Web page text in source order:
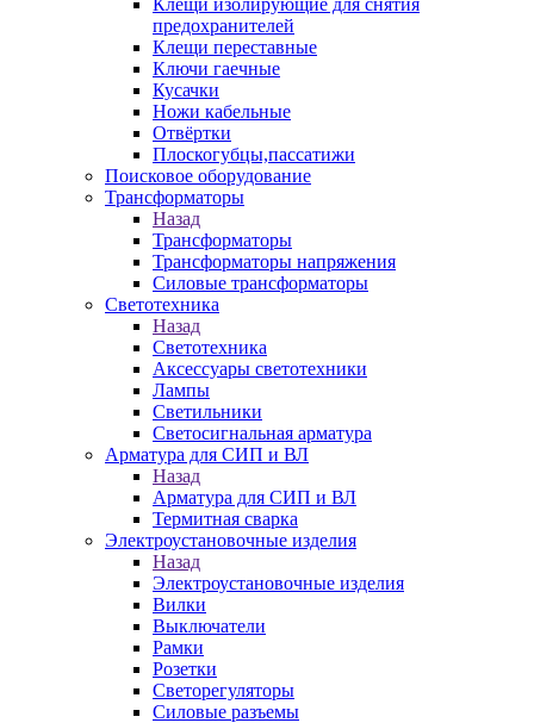
Клещи изолирующие для снятия
предохранителей
Клещи переставные
Ключи гаечные
Кусачки
Ножи кабельные
Отвёртки
Плоскогубцы,пассатижи
Поисковое оборудование
Трансформаторы
Назад
Трансформаторы
Трансформаторы напряжения
Силовые трансформаторы
Светотехника
Назад
Светотехника
Аксессуары светотехники
Лампы
Светильники
Светосигнальная арматура
Арматура для СИП и ВЛ
Назад
Арматура для СИП и ВЛ
Термитная сварка
Электроустановочные изделия
Назад
Электроустановочные изделия
Вилки
Выключатели
Рамки
Розетки
Светорегуляторы
Силовые разъемы